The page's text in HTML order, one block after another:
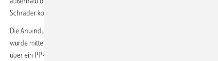
Schräder konzipiert und geplant.
Die Anbindung zwischen Gas-Brennwertgerät bis zur Senkrechten
wurde mittels einwandiger Edelstahlleitung realisiert; die des BHKW
über ein PP-Kunststoffabgassystem. Zur Minderung der